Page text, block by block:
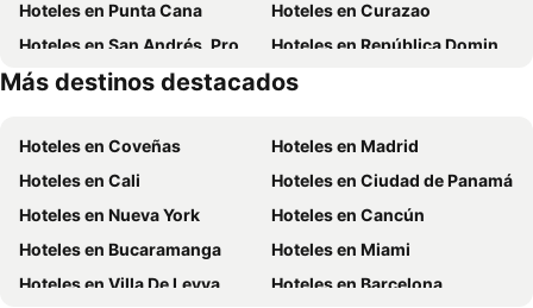
Hoteles en Punta Cana
Hoteles en Curazao
Hoteles en San Andrés, Providencia and Santa Catalina
Hoteles en República Dominicana
Hoteles en Panamá
Hoteles en Santiago de Chile
Más destinos destacados
Hoteles en Coveñas
Hoteles en Madrid
Hoteles en Cali
Hoteles en Ciudad de Panamá
Hoteles en Nueva York
Hoteles en Cancún
Hoteles en Bucaramanga
Hoteles en Miami
Hoteles en Villa De Leyva
Hoteles en Barcelona